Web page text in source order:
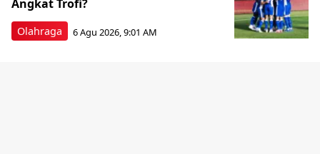
Olahraga
Angkat Trofi?
6 Agu 2026, 9:01 AM